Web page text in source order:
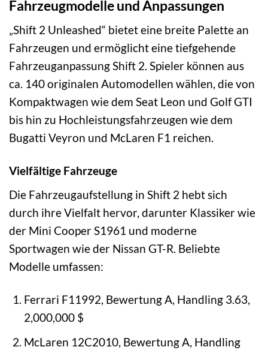
Fahrzeugmodelle und Anpassungen
„Shift 2 Unleashed“ bietet eine breite Palette an
Fahrzeugen und ermöglicht eine tiefgehende
Fahrzeuganpassung Shift 2. Spieler können aus
ca. 140 originalen Automodellen wählen, die von
Kompaktwagen wie dem Seat Leon und Golf GTI
bis hin zu Hochleistungsfahrzeugen wie dem
Bugatti Veyron und McLaren F1 reichen.
Vielfältige Fahrzeuge
Die Fahrzeugaufstellung in Shift 2 hebt sich
durch ihre Vielfalt hervor, darunter Klassiker wie
der Mini Cooper S1961 und moderne
Sportwagen wie der Nissan GT-R. Beliebte
Modelle umfassen:
Ferrari F11992, Bewertung A, Handling 3.63,
2,000,000 $
McLaren 12C2010, Bewertung A, Handling